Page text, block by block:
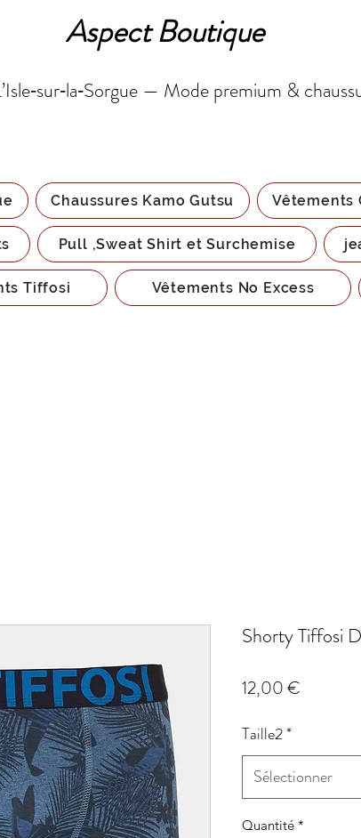
Aspect Boutique
— Mode premium &
Chaussures Kamo Gutsu Vêtements
Pull ,Sweat Shirt et Surchemise
Tiffosi Vêtements No Excess
Shorty Tiffosi
12,00 €
Taille2*
Sélectionner
Quantité *